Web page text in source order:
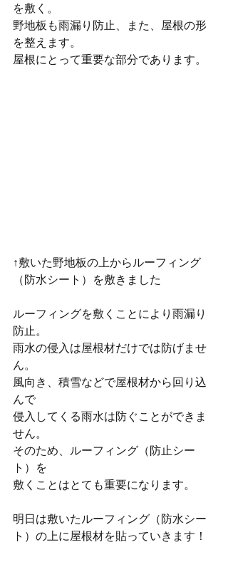
を敷く。
野地板も雨漏り防止、また、屋根の形
を整えます。
屋根にとって重要な部分であります。
↑敷いた野地板の上からルーフィング
（防水シート）を敷きました
ルーフィングを敷くことにより雨漏り
防止。
雨水の侵入は屋根材だけでは防げませ
ん。
風向き、積雪などで屋根材から回り込
んで
侵入してくる雨水は防ぐことができま
せん。
そのため、ルーフィング（防止シー
ト）を
敷くことはとても重要になります。
明日は敷いたルーフィング（防水シー
ト）の上に屋根材を貼っていきます！